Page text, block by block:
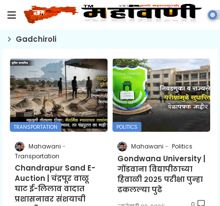
Gadchiroli
TRANSPORTATION
Mahawani
Transportation
Chandrapur Sand E-
Auction | चंद्रपूर वाळू
घाट ई-लिलाव वादात
प्रशासनावर संशयाची
POLITICS
Mahawani Politics
Gondwana University |
गोंडवाना विद्यापीठाच्या
हिवाळी २०२५ परीक्षा पुन्हा
ढकलल्या पुढे